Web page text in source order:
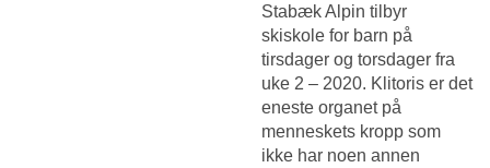
Stabæk Alpin tilbyr
skiskole for barn på
tirsdager og torsdager fra
uke 2 – 2020. Klitoris er det
eneste organet på
menneskets kropp som
ikke har noen annen